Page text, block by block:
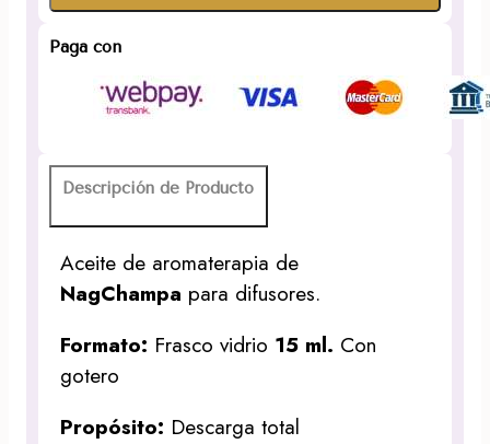
Champa
Aromaterapia
cantidad
Paga con
Descripción de Producto
Aceite de aromaterapia de
NagChampa para difusores.
Formato: Frasco vidrio 15 ml. Con
gotero
Propósito: Descarga total